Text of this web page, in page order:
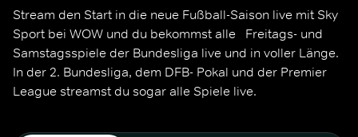
Stream den Start in die neue Fußball-Saison live mit Sky
Sport bei WOW und du bekommst alle   Freitags- und
Samstagsspiele der Bundesliga live und in voller Länge.
In der 2. Bundesliga, dem DFB- Pokal und der Premier
League streamst du sogar alle Spiele live.